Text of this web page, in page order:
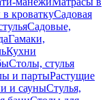
кроваткуСадовая
Садовые,
Гамаки,
Кухни
Столы, стулья
и партыРастущие
и сауныСтулья,